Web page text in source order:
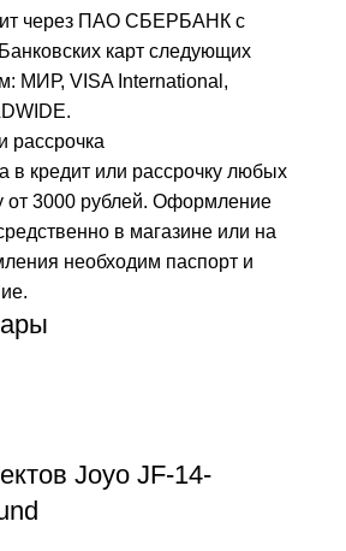
через ПАО СБЕРБАНК с
карт следующих
МИР, VISA International,
рассрочка
в кредит или рассрочку любых
от 3000 рублей. Оформление
в магазине или на
необходим паспорт и
Joyo JF-14-